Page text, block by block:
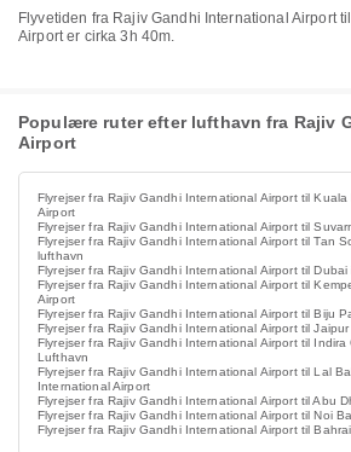
Flyvetiden fra Rajiv Gandhi International Airport til Sharjah International
Airport er cirka 3h 40m.
Populære ruter efter lufthavn fra Rajiv
Airport
Flyrejser fra Rajiv Gandhi International Airport til
Airport
Flyrejser fra Rajiv Gandhi International Airport til
Flyrejser fra Rajiv Gandhi International Airport til Tan
lufthavn
Flyrejser fra Rajiv Gandhi International Airport til
Flyrejser fra Rajiv Gandhi International Airport til
Airport
Flyrejser fra Rajiv Gandhi International Airport til Biju
Flyrejser fra Rajiv Gandhi International Airport til
Flyrejser fra Rajiv Gandhi International Airport til
Lufthavn
Flyrejser fra Rajiv Gandhi International Airport til Lal
International Airport
Flyrejser fra Rajiv Gandhi International Airport til Abu
Flyrejser fra Rajiv Gandhi International Airport til Noi
Flyrejser fra Rajiv Gandhi International Airport til